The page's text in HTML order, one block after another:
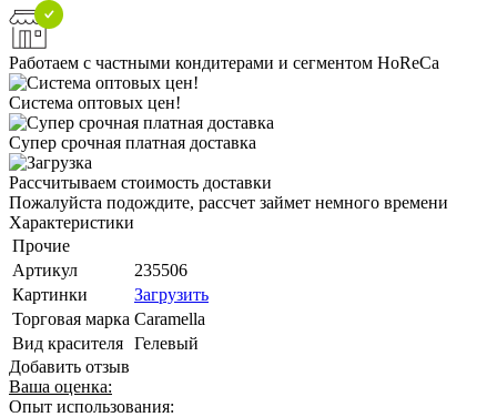
Работаем с частными кондитерами и сегментом HoReCa
Система оптовых цен!
Супер срочная платная доставка
Рассчитываем стоимость доставки
Пожалуйста подождите, рассчет займет немного времени
Характеристики
Прочие
Артикул
235506
Картинки
Загрузить
Торговая марка Caramella
Вид красителя Гелевый
Добавить отзыв
Ваша оценка:
Опыт использования: